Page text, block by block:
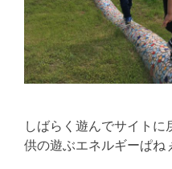
しばらく遊んでサイト
供の遊ぶエネルギーぱね